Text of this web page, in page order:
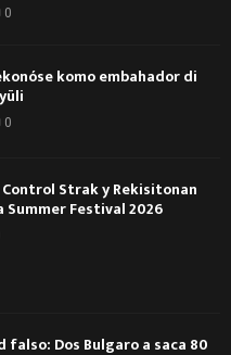
0
komo embahador di
0
Strak y Rekisitonan
Festival 2026
Dos Bulgaro a saca 80